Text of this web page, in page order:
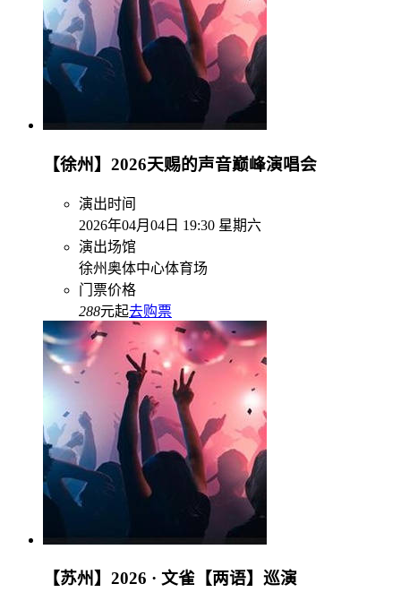
【徐州】2026天赐的声音巅峰演唱会
演出时间
2026年04月04日 19:30 星期六
演出场馆
徐州奥体中心体育场
门票价格
288元起去购票
【苏州】2026 · 文雀【两语】巡演